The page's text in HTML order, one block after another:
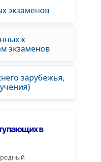
в
экзаменов
к
экзаменов
зарубежья,